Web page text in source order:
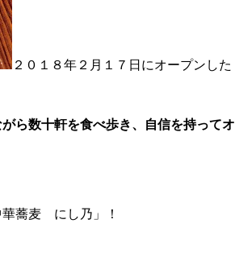
２０１８年２月１７日にオープンし
数十軒を食べ歩き、自信を持って
蕎麦 にし乃」！